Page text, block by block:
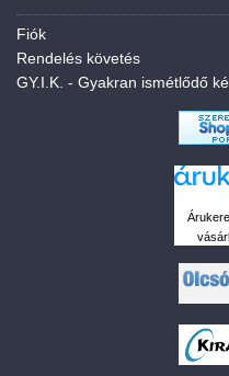
Fiók
Rendelés követés
GY.I.K. - Gyakran ismétlődő